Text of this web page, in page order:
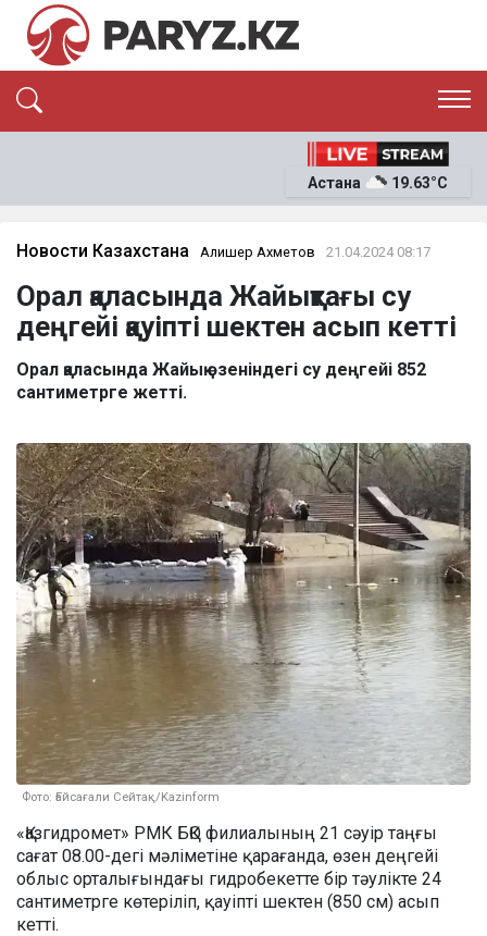
ЭКОНОМИКА
ОҚИҒА
News
Астана 19.63°C
Новости Казахстана Алишер Ахметов 21.04.2024 08:17
Орал қаласында Жайықтағы су
деңгейі қауіпті шектен асып кетті
Орал қаласында Жайық өзеніндегі су деңгейі 852
сантиметрге жетті.
Фото: Ғайсағали Сейтақ/Kazinform
«Қазгидромет» РМК БҚО филиалының 21 сәуір таңғы
сағат 08.00-дегі мәліметіне қарағанда, өзен деңгейі
облыс орталығындағы гидробекетте бір тәулікте 24
сантиметрге көтеріліп, қауіпті шектен (850 см) асып
кетті.